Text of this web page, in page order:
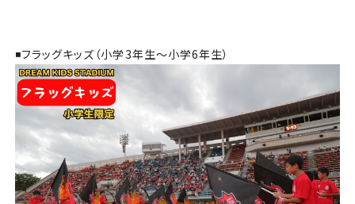
◾️フラッグキッズ（小学3年生〜小学6年生）